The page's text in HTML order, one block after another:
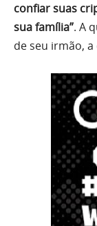
confiar suas
sua família”. A
de seu irmão,